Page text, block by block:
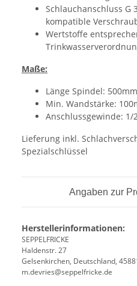
Schlauchanschluss G
kompatible
Wertstoffe
Maße:
Länge Spindel: 500mm
Min. Wandstärke:
Anschlussgewinde: 1/
Lieferung inkl.
Spezialschlüssel
Angaben zur
Herstellerinformationen:
SEPPELFRICKE
Haldenstr. 27
Gelsenkirchen, Deutschland,
m.devries@seppelfricke.de